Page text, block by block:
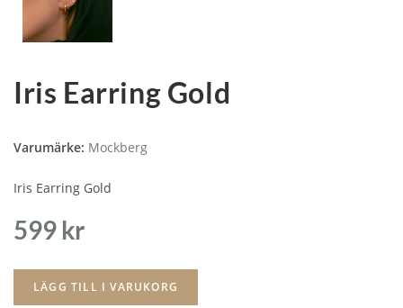
Iris Earring Gold
Varumärke: Mockberg
Iris Earring Gold
599 kr
LÄGG TILL I VARUKORG